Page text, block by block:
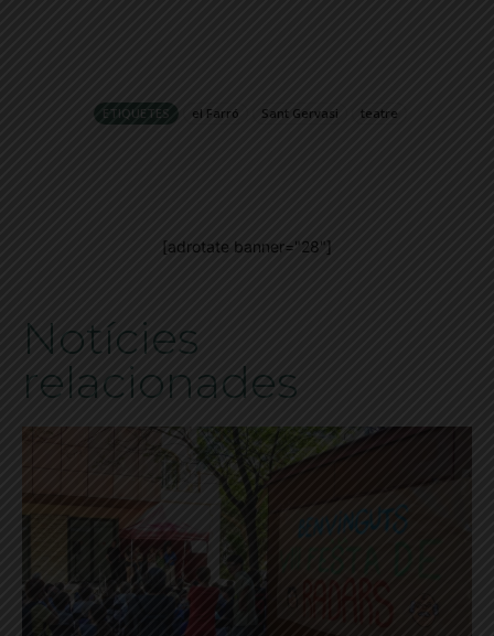
ETIQUETES el Farró Sant Gervasi teatre
[adrotate banner="28"]
Notícies
relacionades